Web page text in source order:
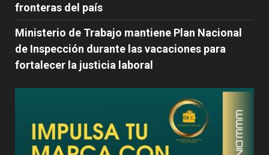
fronteras del país
Ministerio de Trabajo mantiene Plan Nacional
de Inspección durante las vacaciones para
fortalecer la justicia laboral